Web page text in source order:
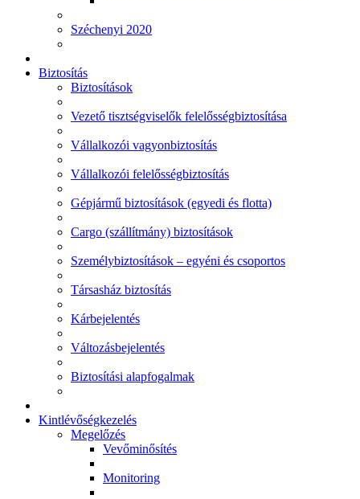
Széchenyi 2020
Biztosítás
Biztosítások
Vezető tisztségviselők felelősségbiztosítása
Vállalkozói vagyonbiztosítás
Vállalkozói felelősségbiztosítás
Gépjármű biztosítások (egyedi és flotta)
Cargo (szállítmány) biztosítások
Személybiztosítások – egyéni és csoportos
Társasház biztosítás
Kárbejelentés
Változásbejelentés
Biztosítási alapfogalmak
Kintlévőségkezelés
Megelőzés
Vevőminősítés
Monitoring